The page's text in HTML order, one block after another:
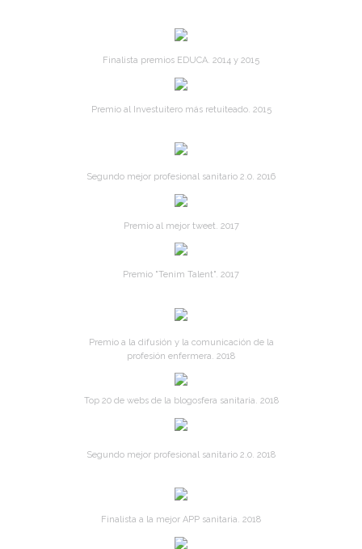
Finalista premios EDUCA. 2014 y 2015
Premio al Investuitero más retuiteado. 2015
Segundo mejor profesional sanitario 2.0. 2016
Premio al mejor tweet. 2017
Premio "Tenim Talent". 2017
Premio a la difusión y la comunicación de la
profesión enfermera. 2018
Top 20 de webs de la blogosfera sanitaria. 2018
Segundo mejor profesional sanitario 2.0. 2018
Finalista a la mejor APP sanitaria. 2018